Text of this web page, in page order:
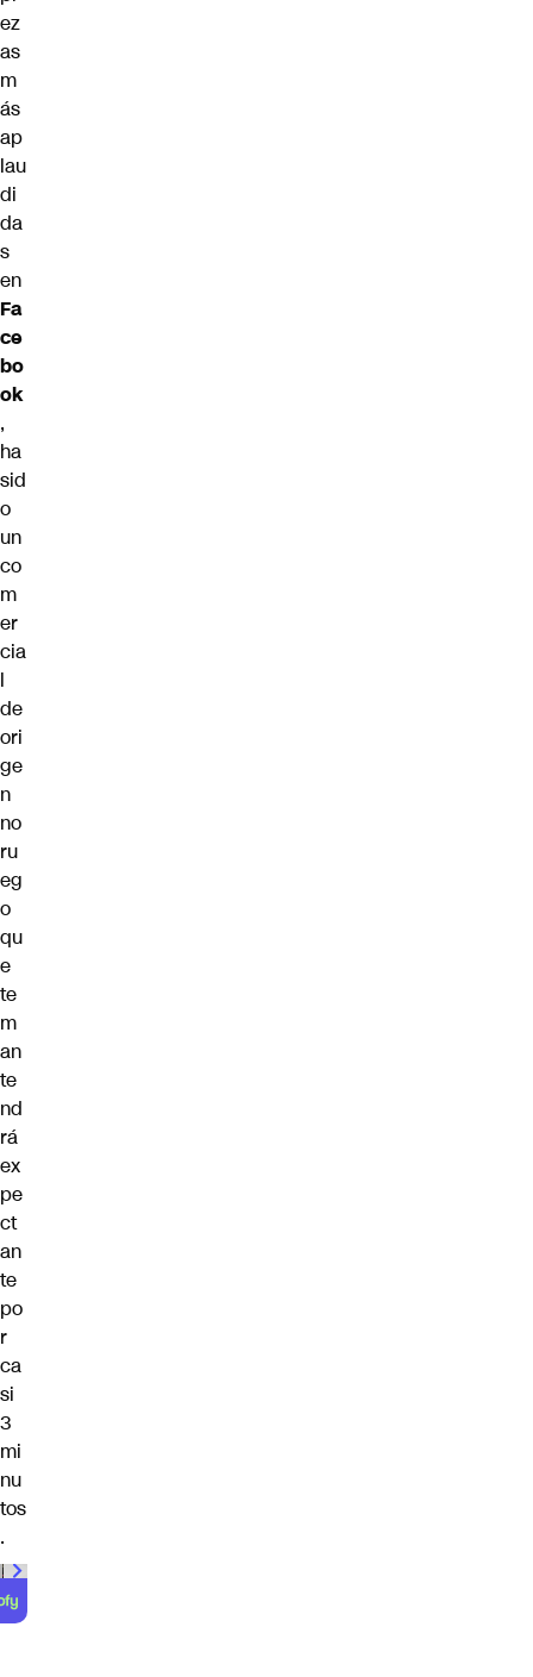
ez
as
m
ás
ap
lau
di
da
s
en
Fa
ce
bo
ok
,
ha
sid
o
un
co
m
er
cia
l
de
ori
ge
n
no
ru
eg
o
qu
e
te
m
an
te
nd
rá
ex
pe
ct
an
te
po
r
ca
si
3
mi
nu
tos
.